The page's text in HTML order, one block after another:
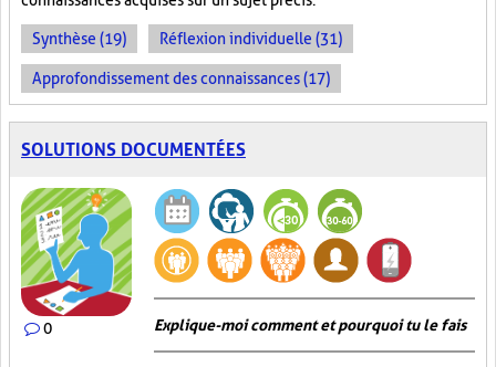
Synthèse (19) Réflexion individuelle (31)
Approfondissement des connaissances (17)
SOLUTIONS DOCUMENTÉES
0 Explique-moi comment et pourquoi tu le fais